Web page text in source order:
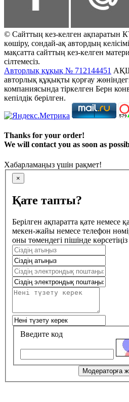
© Сайттың кез-келген
көшіру, сондай-ақ автордың
мақсатта сайттың кез-келген
сілтемесіз.
Авторлық құқық № 712144451
авторлық құқықты қорғау
компаниясында тіркелген Берн
кепілдік берілген.
Thanks for your order!
We will contact you as soon as
Хабарламаңыз үшін рақмет!
×
Қате тапты?
Берілген ақпаратта қате немесе
мекен-жайы немесе телефон
оны төмендегі пішінде
Введите код
Модераторға